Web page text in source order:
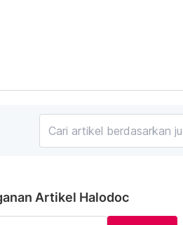
Artikel Halodoc